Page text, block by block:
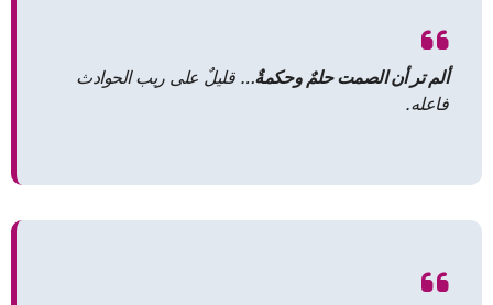
ألم تر أن الصمت حلمٌ وحكمةٌ… قليلٌ على ريب الحوادث
فاعله.